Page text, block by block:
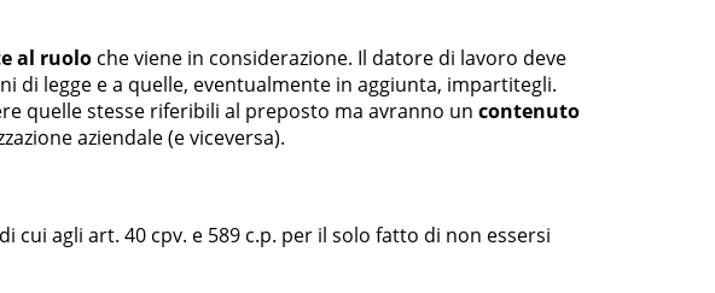
al ruolo che viene in considerazione. Il datore di lavoro deve
di legge e a quelle, eventualmente in aggiunta, impartitegli.
quelle stesse riferibili al preposto ma avranno un contenuto
aziendale (e viceversa).
cui agli art. 40 cpv. e 589 c.p. per il solo fatto di non essersi